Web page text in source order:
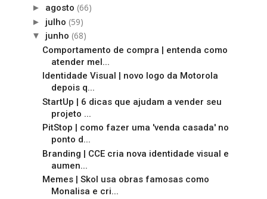
► agosto (66)
► julho (59)
▼ junho (68)
Comportamento de compra | entenda como
atender mel...
Identidade Visual | novo logo da Motorola
depois q...
StartUp | 6 dicas que ajudam a vender seu
projeto ...
PitStop | como fazer uma 'venda casada' no
ponto d...
Branding | CCE cria nova identidade visual e
aumen...
Memes | Skol usa obras famosas como
Monalisa e cri...